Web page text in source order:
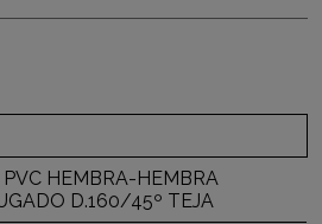
HEMBRA-HEMBRA
D.160/45º TEJA